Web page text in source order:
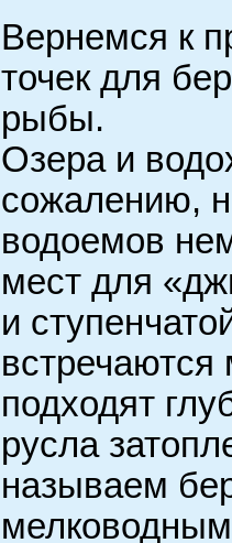
Вернемся к
точек для
рыбы.
Озера и
сожалению,
водоемов
мест для
и
встречаются
подходят
русла
называем